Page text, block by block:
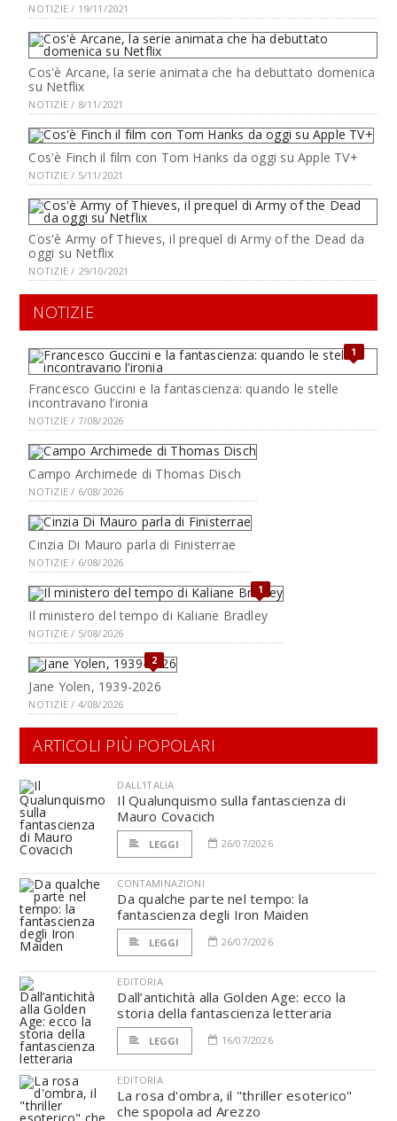
NOTIZIE / 19/11/2021
Cos'è Arcane, la serie animata che ha debuttato domenica
su Netflix
NOTIZIE / 8/11/2021
Cos'è Finch il film con Tom Hanks da oggi su Apple TV+
NOTIZIE / 5/11/2021
Cos'è Army of Thieves, il prequel di Army of the Dead da
oggi su Netflix
NOTIZIE / 29/10/2021
NOTIZIE
1
Francesco Guccini e la fantascienza: quando le stelle
incontravano l’ironia
NOTIZIE / 7/08/2026
Campo Archimede di Thomas Disch
NOTIZIE / 6/08/2026
Cinzia Di Mauro parla di Finisterrae
NOTIZIE / 6/08/2026
1
Il ministero del tempo di Kaliane Bradley
NOTIZIE / 5/08/2026
2
Jane Yolen, 1939-2026
NOTIZIE / 4/08/2026
ARTICOLI PIÙ POPOLARI
DALL'ITALIA
Il Qualunquismo sulla fantascienza di
Mauro Covacich
LEGGI 26/07/2026
CONTAMINAZIONI
Da qualche parte nel tempo: la
fantascienza degli Iron Maiden
LEGGI 26/07/2026
EDITORIA
Dall’antichità alla Golden Age: ecco la
storia della fantascienza letteraria
LEGGI 16/07/2026
EDITORIA
La rosa d'ombra, il "thriller esoterico"
che spopola ad Arezzo